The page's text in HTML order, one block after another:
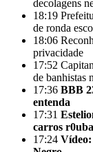
decolagens
18:19
de ronda
18:06
privacidade
17:52
de banhistas
17:36 BBB
entenda
17:31
carros
17:24